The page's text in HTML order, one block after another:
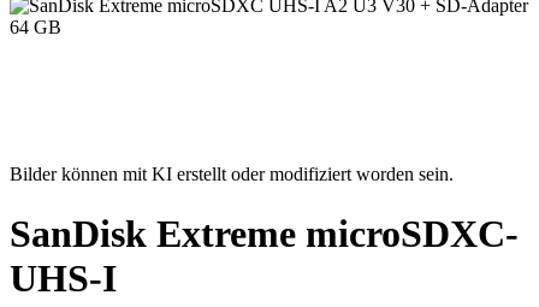
Bilder können mit KI erstellt oder modifiziert worden sein.
SanDisk Extreme microSDXC-
UHS-I